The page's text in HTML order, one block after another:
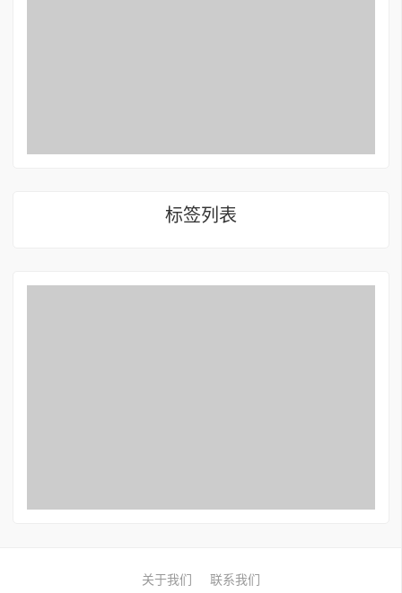
标签列表
关于我们 联系我们